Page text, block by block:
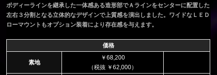
ボディーラインを継承した一体感ある造形部でＡラインをセンターに配置した
左右３分割となる立体的なデザインで上質感を演出しました。ワイドなＬＥＤ
ローマウントもオプション装着により存在感を与えます。
価格
素地
￥68,200
（税抜 ￥62,000）